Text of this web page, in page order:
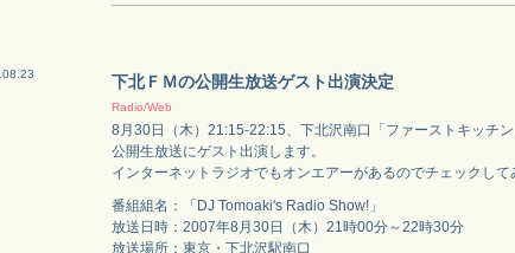
下北ＦＭの公開生放送ゲスト出演決定
Radio/Web
8月30日（木）21:15-22:15、下北沢南口「ファーストキッチ
公開生放送にゲスト出演します。
インターネットラジオでもオンエアーがあるのでチェックして
番組組名：「DJ Tomoaki's Radio Show!」
放送日時：2007年8月30日（木）21時00分～22時30分
放送場所：東京・下北沢駅南口